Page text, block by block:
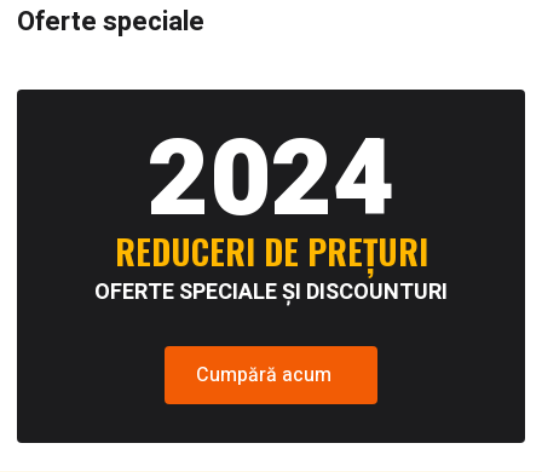
Oferte speciale
2024
REDUCERI DE PREȚURI
OFERTE SPECIALE ȘI DISCOUNTURI
Cumpără acum